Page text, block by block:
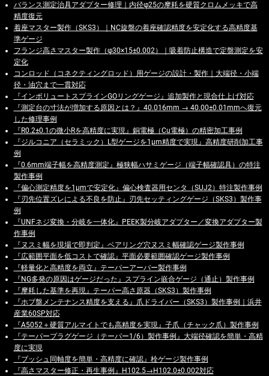
バランス測定治具アダプター修理｜内径φ25の摩耗を硬質クロムメッキで高
精度復元
着座マスター製作（SKS3）｜NC旋盤の着座確認精度を安定化する高精度基
準ゲージ
フランジ高さマスター製作（φ30×15±0.002）｜吸着防止構造で定盤測定を安
定化
コンロッド（コネクティングロッド）用ゲージの設計・製作｜大端径・小端
径・油穴まで一貫対応
『インボリュートスプラインGOリングゲージ』追加製作と現合仕上げ対応
『測定台の寸法が増加する原因とは？』40.016mm → 40.00±0.01mmへ復元
した修理事例
『R0.2±0.1の微小Rを高精度に実現』銅電極（Cu電極）の精密加工事例
『ジルコニア（セラミック）L型ゲージを1μm精度で実現』高精度研削加工事
例
『0.6mm端子幅を高精度測定』極狭幅ハサミゲージ（端子幅確認具）の特注
製作事例
『偏心測定精度を1μmで安定化』偏心検査器用センタ（SUJ2）特注製作事例
『刃先位置ズレによる不良を防止』刃先セッティングゲージ（SKS3）製作事
例
『UNFネジ変換・分岐を一体化』PEEK製分岐アダプター／変換アダプター製
作事例
『ヌスミ幅を現場で即判定』ベアリング穴ヌスミ幅確認ゲージ製作事例
『広範囲平面を低コストで確認』平面必要範囲確認ゲージ製作事例
『軽量化と高精度を両立』テーパーアーバー製作事例
『NG多発の原因はゲージだった』スプライン嵌合ゲージ（通止）製作事例
『摩耗した基準を再現』テーパー高さ原器（SKS3）製作事例
『ホブ盤メンテナンス精度を支える』爪ドライバー（SKS3）製作事例｜浜井
産業60SP対応
『A5052＋硬質アルマイトでも高精度を実現』子爪（チャック爪）製作事例
『テーパープラグゲージ（テーパー1/6）製作事例』大端径確認を簡単・高精
度に実現
『ブッシュ同軸度を簡単・高精度に確認』栓ゲージ製作事例
『高さマスター修正・再生事例』H102.5→H102.0±0.002対応